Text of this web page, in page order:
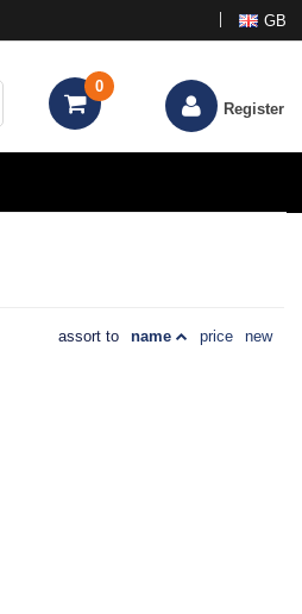
GB
0
Register
assort to name price new